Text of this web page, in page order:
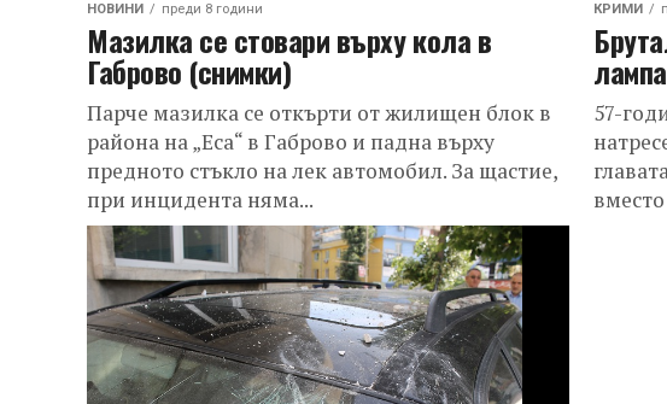
НОВИНИ преди 8 години
Мазилка се стовари върху кола в
Габрово (снимки)
Парче мазилка се откърти от жилищен блок в
района на „Еса“ в Габрово и падна върху
предното стъкло на лек автомобил. За щастие,
при инцидента няма...
КРИМИ
57-